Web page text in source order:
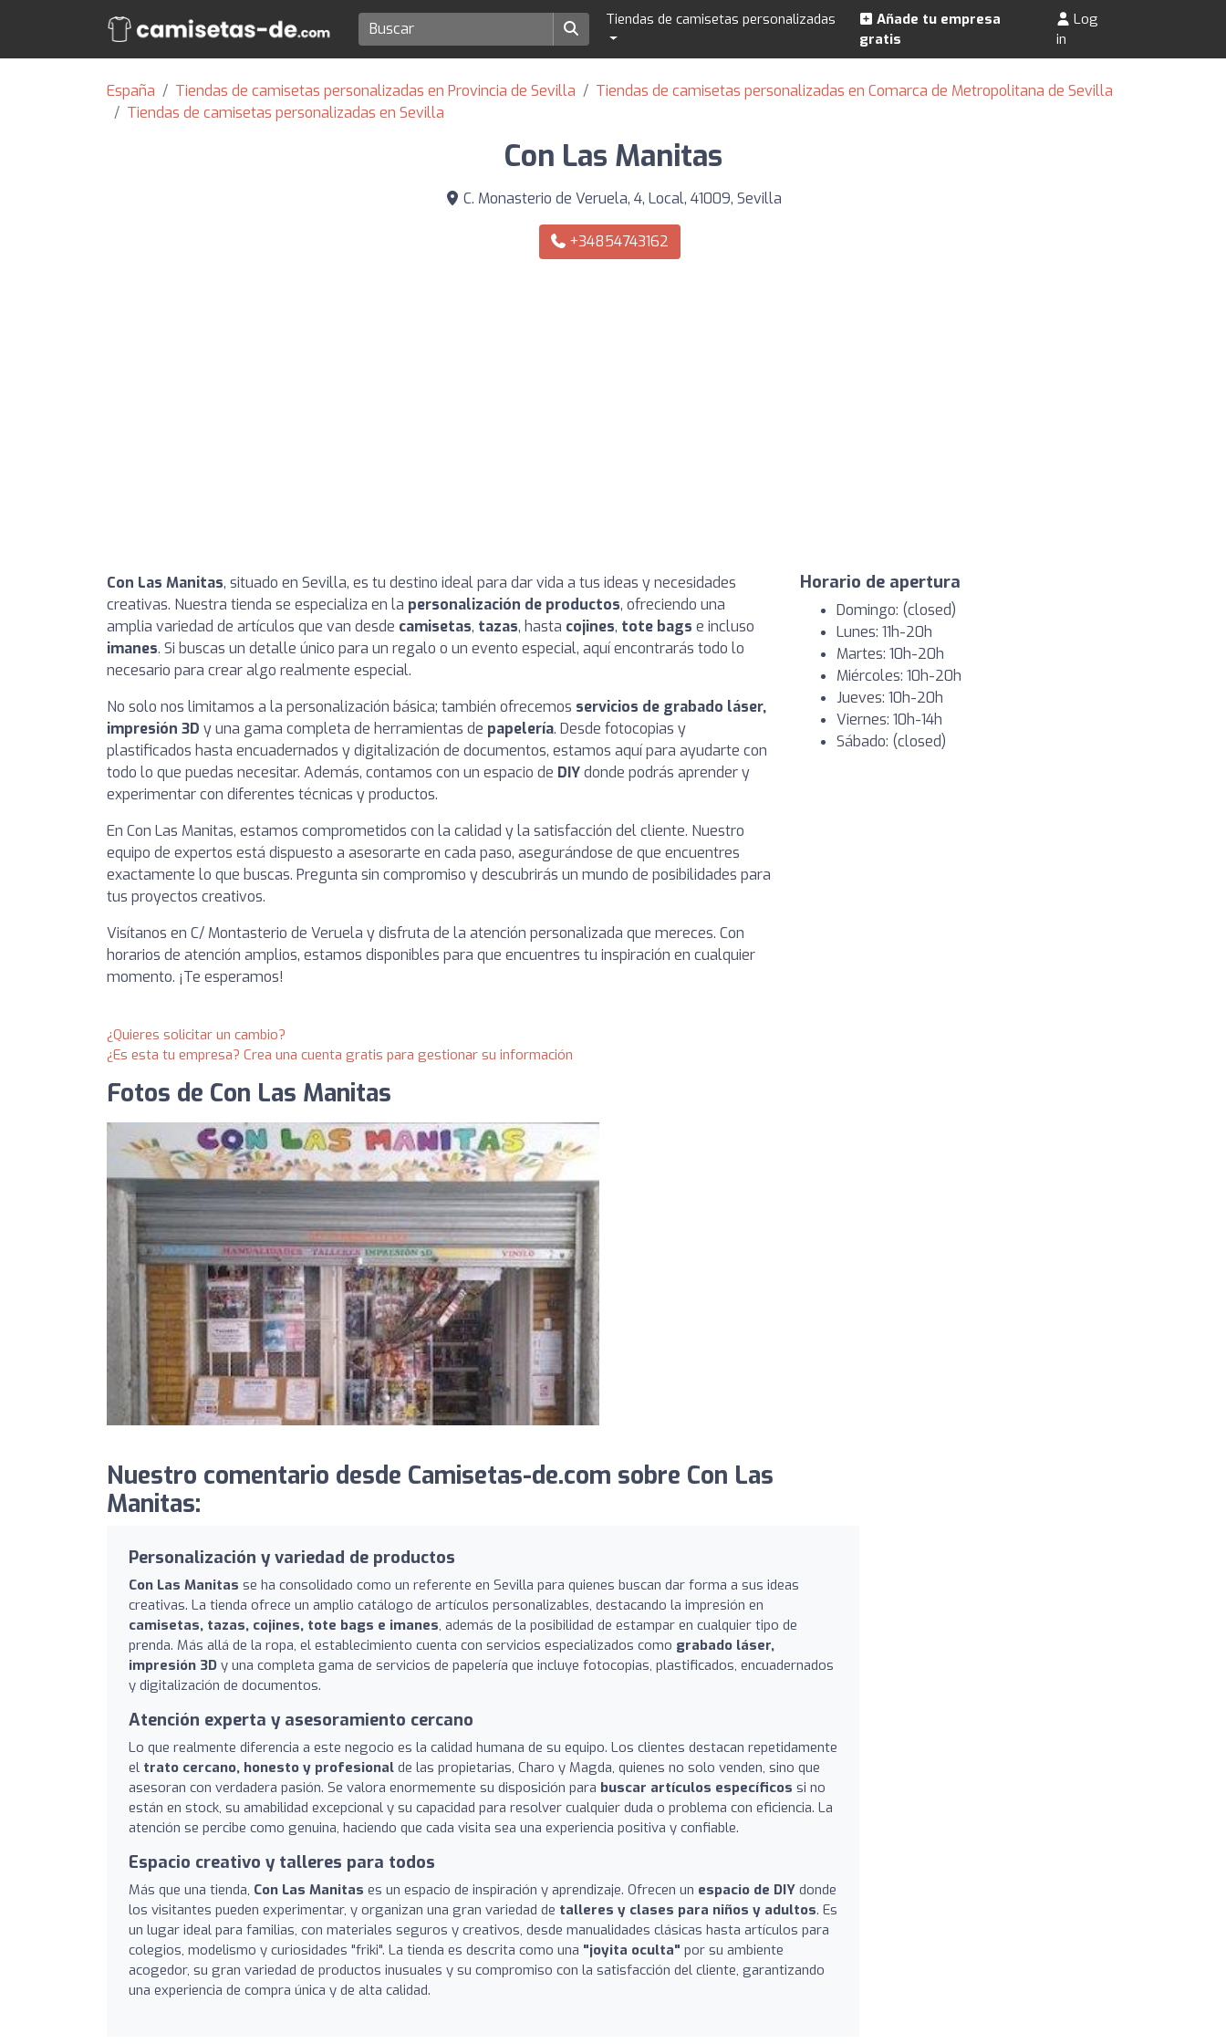
Tiendas de camisetas personalizadas
Añade tu empresa
gratis
Log
in
España Tiendas de camisetas personalizadas en Provincia de Sevilla
Tiendas de camisetas personalizadas en Comarca de Metropolitana de Sevilla
Tiendas de camisetas personalizadas en Sevilla
Con Las Manitas
C. Monasterio de Veruela, 4, Local, 41009, Sevilla
+34854743162
Con Las Manitas, situado en Sevilla, es tu destino ideal para dar vida a tus ideas y necesidades
creativas. Nuestra tienda se especializa en la personalización de productos, ofreciendo una
amplia variedad de artículos que van desde camisetas, tazas, hasta cojines, tote bags e incluso
imanes. Si buscas un detalle único para un regalo o un evento especial, aquí encontrarás todo lo
necesario para crear algo realmente especial.
No solo nos limitamos a la personalización básica; también ofrecemos servicios de grabado láser,
impresión 3D y una gama completa de herramientas de papelería. Desde fotocopias y
plastificados hasta encuadernados y digitalización de documentos, estamos aquí para ayudarte con
todo lo que puedas necesitar. Además, contamos con un espacio de DIYdonde podrás aprender y
experimentar con diferentes técnicas y productos.
En Con Las Manitas, estamos comprometidos con la calidad y la satisfacción del cliente. Nuestro
equipo de expertos está dispuesto a asesorarte en cada paso, asegurándose de que encuentres
exactamente lo que buscas. Pregunta sin compromiso y descubrirás un mundo de posibilidades para
tus proyectos creativos.
Visítanos en C/ Montasterio de Veruela y disfruta de la atención personalizada que mereces. Con
horarios de atención amplios, estamos disponibles para que encuentres tu inspiración en cualquier
momento. ¡Te esperamos!
Horario de apertura
Domingo: (closed)
Lunes: 11h-20h
Martes: 10h-20h
Miércoles: 10h-20h
Jueves: 10h-20h
Viernes: 10h-14h
Sábado: (closed)
¿Quieres solicitar un cambio?
¿Es esta tu empresa? Crea una cuenta gratis para gestionar su información
Fotos de Con Las Manitas
Nuestro comentario desde Camisetas-de.com sobre Con Las
Manitas:
Personalización y variedad de productos
Con Las Manitas se ha consolidado como un referente en Sevilla para quienes buscan dar forma a sus ideas
creativas. La tienda ofrece un amplio catálogo de artículos personalizables, destacando la impresión en
camisetas, tazas, cojines, tote bags e imanes, además de la posibilidad de estampar en cualquier tipo de
prenda. Más allá de la ropa, el establecimiento cuenta con servicios especializados como grabado láser,
impresión 3D y una completa gama de servicios de papelería que incluye fotocopias, plastificados, encuadernados
y digitalización de documentos.
Atención experta y asesoramiento cercano
Lo que realmente diferencia a este negocio es la calidad humana de su equipo. Los clientes destacan repetidamente
el trato cercano, honesto y profesional de las propietarias, Charo y Magda, quienes no solo venden, sino que
asesoran con verdadera pasión. Se valora enormemente su disposición para buscar artículos específicos si no
están en stock, su amabilidad excepcional y su capacidad para resolver cualquier duda o problema con eficiencia. La
atención se percibe como genuina, haciendo que cada visita sea una experiencia positiva y confiable.
Espacio creativo y talleres para todos
Más que una tienda, Con Las Manitas es un espacio de inspiración y aprendizaje. Ofrecen un espacio de DIY donde
los visitantes pueden experimentar, y organizan una gran variedad de talleres y clases para niños y adultos. Es
un lugar ideal para familias, con materiales seguros y creativos, desde manualidades clásicas hasta artículos para
colegios, modelismo y curiosidades "friki". La tienda es descrita como una "joyita oculta" por su ambiente
acogedor, su gran variedad de productos inusuales y su compromiso con la satisfacción del cliente, garantizando
una experiencia de compra única y de alta calidad.